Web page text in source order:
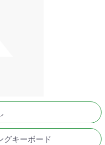
グキーボード